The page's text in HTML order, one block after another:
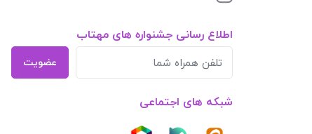
اطلاع رسانی جشنواره های مهتاب
عضویت
شبکه های اجتماعی